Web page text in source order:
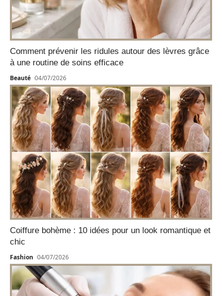
Comment prévenir les ridules autour des lèvres grâce
à une routine de soins efficace
Beauté 04/07/2026
Coiffure bohème : 10 idées pour un look romantique et
chic
Fashion 04/07/2026